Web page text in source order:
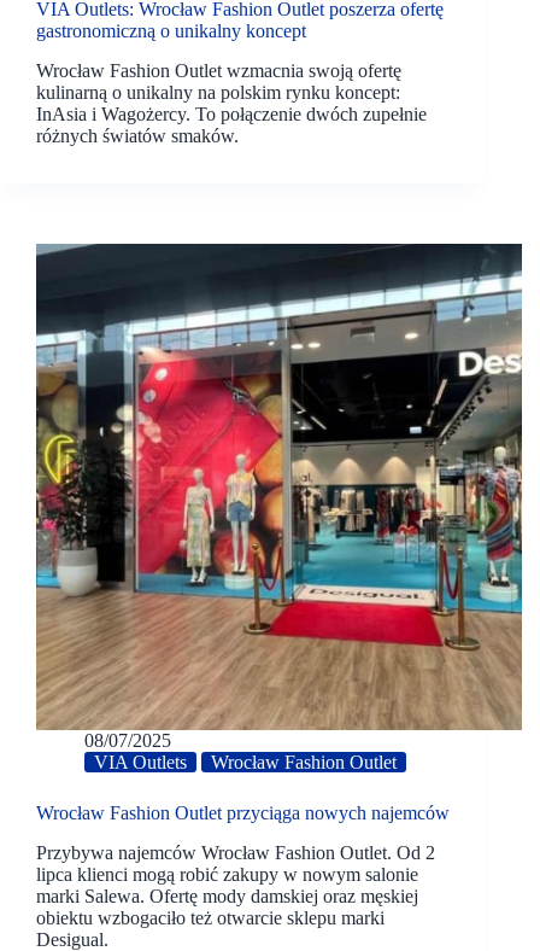
VIA Outlets: Wrocław Fashion Outlet poszerza ofertę
gastronomiczną o unikalny koncept
Wrocław Fashion Outlet wzmacnia swoją ofertę
kulinarną o unikalny na polskim rynku koncept:
InAsia i Wagożercy. To połączenie dwóch zupełnie
różnych światów smaków.
08/07/2025
VIA Outlets
Wrocław Fashion Outlet
Wrocław Fashion Outlet przyciąga nowych najemców
Przybywa najemców Wrocław Fashion Outlet. Od 2
lipca klienci mogą robić zakupy w nowym salonie
marki Salewa. Ofertę mody damskiej oraz męskiej
obiektu wzbogaciło też otwarcie sklepu marki
Desigual.